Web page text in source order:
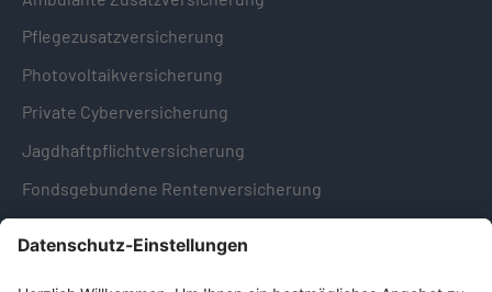
Pflegezusatzversicherung
Photovoltaikversicherung
Private Cyberversicherung
Jagdhaftpflichtversicherung
Fondsgebundene Rentenversicherung
Hinweise & Informationen